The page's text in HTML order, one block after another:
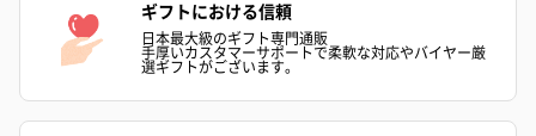
紅茶・コーヒー・スイーツを同梱してお届けいたします。ギフト
への＋αにおすすめです。
ギフトにおける信頼
日本最大級のギフト専門通販
手厚いカスタマーサポートで柔軟な対応やバイヤー厳
選ギフトがございます。